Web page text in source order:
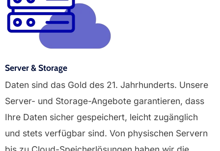
Server & Storage
Daten sind das Gold des 21. Jahrhunderts. Unsere
Server- und Storage-Angebote garantieren, dass
Ihre Daten sicher gespeichert, leicht zugänglich
und stets verfügbar sind. Von physischen Servern